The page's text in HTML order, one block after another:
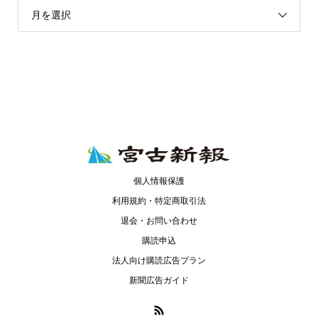
月を選択
個人情報保護
利用規約・特定商取引法
退会・お問い合わせ
購読申込
法人向け購読広告プラン
新聞広告ガイド